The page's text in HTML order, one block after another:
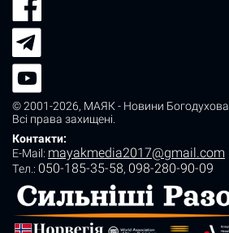
© 2001-2026, МАЯК - Новини Богодухова
Всі права захищені.
Контакти:
E-Mail: mayakmedia2017@gmail.com
Tел.: 050-185-35-58, 098-280-90-09